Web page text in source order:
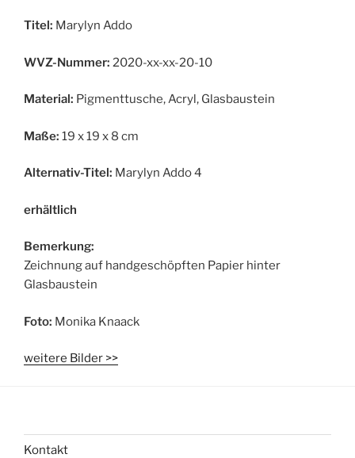
Titel: Marylyn Addo
WVZ-Nummer: 2020-xx-xx-20-10
Material: Pigmenttusche, Acryl, Glasbaustein
Maße: 19 x 19 x 8 cm
Alternativ-Titel: Marylyn Addo 4
erhältlich
Bemerkung:
Zeichnung auf handgeschöpften Papier hinter
Glasbaustein
Foto: Monika Knaack
weitere Bilder >>
Kontakt